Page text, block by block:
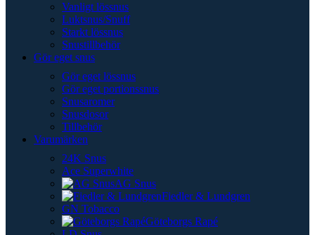
Vanligt lössnus
Luktsnus/Snuff
Starkt lössnus
Snustillbehör
Gör eget snus
Gör eget lössnus
Gör eget portionssnus
Snusaromer
Snusdosor
Tillbehör
Varumärken
24K Snus
Ace Superwhite
AG Snus
Fiedler & Lundgren
GN Tobacco
Göteborgs Rapé